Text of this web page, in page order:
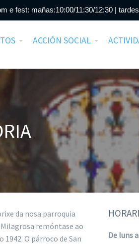
e fest: mañas:10:00/11:30/12:30 |
ACCIÓN SOCIAL
da nosa parroquia
remóntase ao
1942. O párroco de San
De luns